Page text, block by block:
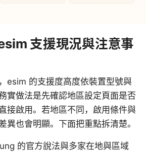
支援現況與注意事
esim 的支援度高度依裝置型號與
實做法是先確認地區設定頁面是否
接啟用。若地區不同，啟用條件與
異也會明顯。下面把重點拆清楚。
的官方說法與多家在地與區域